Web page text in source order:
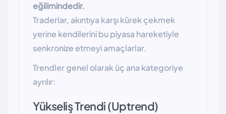
eğilimindedir.
Traderlar, akıntıya karşı kürek çekmek
yerine kendilerini bu piyasa hareketiyle
senkronize etmeyi amaçlarlar.
Trendler genel olarak üç ana kategoriye
ayrılır:
Yükseliş Trendi (Uptrend)